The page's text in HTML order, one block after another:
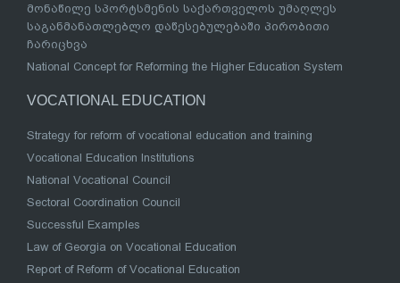
მონაწილე სპორტსმენის საქართველოს უმაღლეს
საგანმანათლებლო დაწესებულებაში პირობითი
ჩარიცხვა
National Concept for Reforming the Higher Education System
VOCATIONAL EDUCATION
Strategy for reform of vocational education and training
Vocational Education Institutions
National Vocational Council
Sectoral Coordination Council
Successful Examples
Law of Georgia on Vocational Education
Report of Reform of Vocational Education